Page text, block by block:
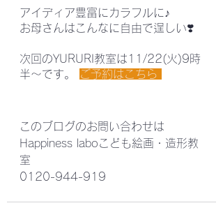
アイディア豊富にカラフルに♪
お母さんはこんなに自由で逞しい❣️
次回のYURURI教室は11/22(火)9時
半～です。
ご予約はこちら
このブログのお問い合わせは
Happiness laboこども絵画・造形教
室
0120-944-919